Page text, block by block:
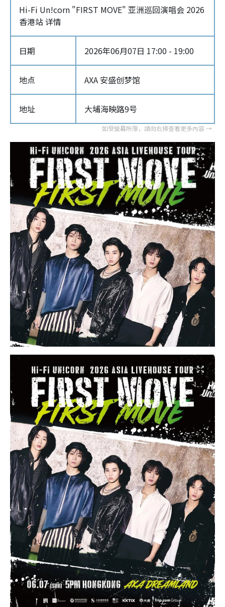
Hi-Fi Un!corn "FIRST MOVE" 亚洲巡回演唱会 2026
香港站 详情
日期 2026年06月07日 17:00 - 19:00
地点 AXA 安盛创梦馆
地址 大埔海映路9号